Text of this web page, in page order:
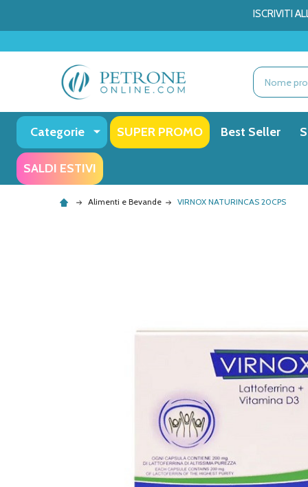
ISCRIVITI
Ricerca
Categorie SUPER PROMO Best Seller
SALDI ESTIVI
Alimenti e Bevande VIRNOX NATURINCAS 20CPS